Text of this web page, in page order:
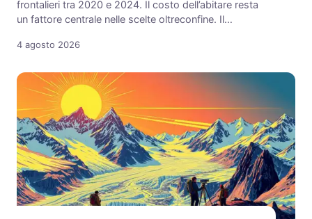
frontalieri tra 2020 e 2024. Il costo dell’abitare resta
un fattore centrale nelle scelte oltreconfine. Il…
4 agosto 2026